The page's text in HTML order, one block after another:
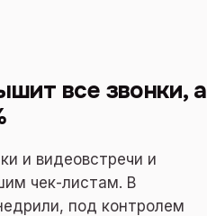
все звонки, а
и видеовстречи и
чек-листам. В
под контролем